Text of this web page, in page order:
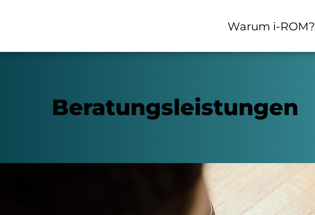
Warum i-ROM?
Beratungsleistungen